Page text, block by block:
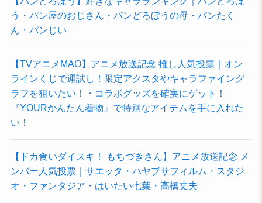
う・パン屋のおじさん・パンどろぼうの母・パンたく
ん・パンじい
【TVアニメMAO】アニメ放送記念 推し人気投票｜オン
ラインくじで運試し！限定アクスタやキャラファイング
ラフを狙いたい！・コラボグッズを確実にゲット！
『YOURかんたん着物』で特別なアイテムを手に入れた
い！
【ドカ食いダイスキ！ もちづきさん】アニメ放送記念 メ
ンバー人気投票｜サエッタ・ハヤブサフィルム・スタジ
オ・ファンタジア・はいたい七葉・高橋丈夫